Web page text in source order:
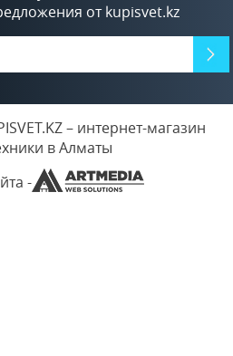
от kupisvet.kz
– интернет-магазин
в Алматы
-